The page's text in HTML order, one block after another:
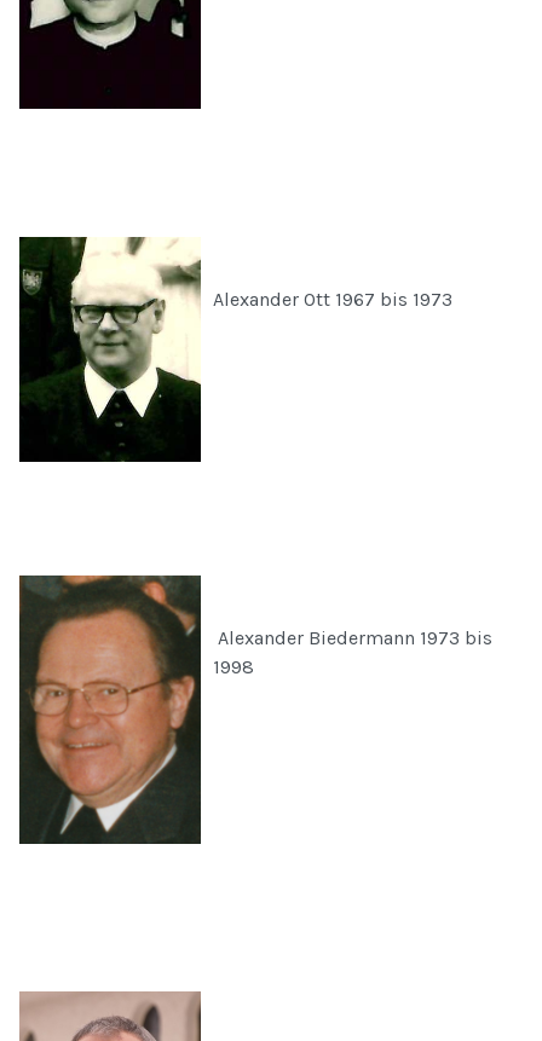
Alexander Ott 1967 bis 1973
Alexander Biedermann 1973 bis
1998